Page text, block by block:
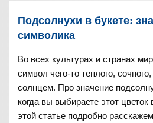
Подсолнухи в букете:
символика
Во всех культурах и странах
символ чего-то теплого,
солнцем. Про значение
когда вы выбираете этот цветок
этой статье подробно